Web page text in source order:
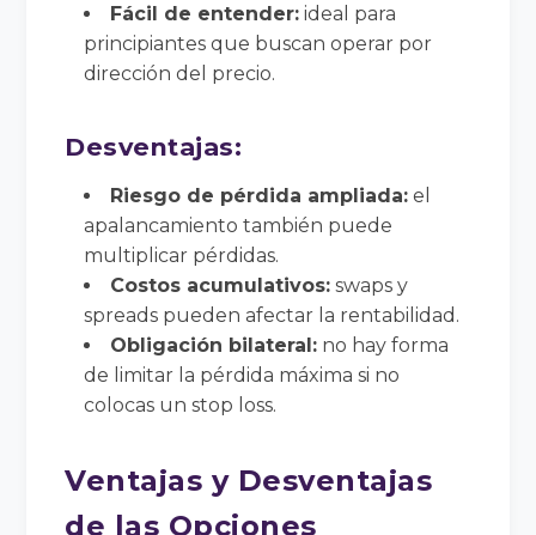
Fácil de entender: ideal para
principiantes que buscan operar por
dirección del precio.
Desventajas:
Riesgo de pérdida ampliada: el
apalancamiento también puede
multiplicar pérdidas.
Costos acumulativos: swaps y
spreads pueden afectar la rentabilidad.
Obligación bilateral: no hay forma
de limitar la pérdida máxima si no
colocas un stop loss.
Ventajas y Desventajas
de las Opciones